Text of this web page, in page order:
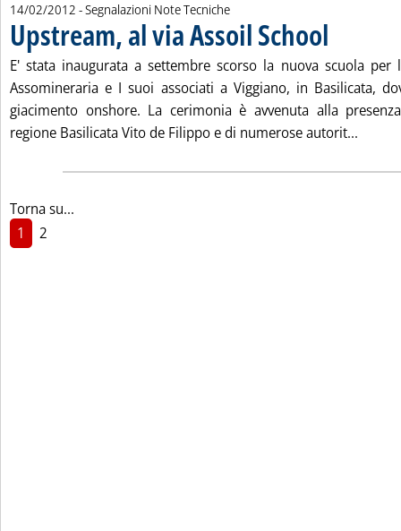
14/02/2012 - Segnalazioni Note Tecniche
Upstream, al via Assoil School
E' stata inaugurata a settembre scorso la nuova scuola per
Assomineraria e I suoi associati a Viggiano, in Basilicata,
giacimento onshore. La cerimonia è avvenuta alla
regione Basilicata Vito de Filippo e di numerose autorit...
Torna su...
1
2